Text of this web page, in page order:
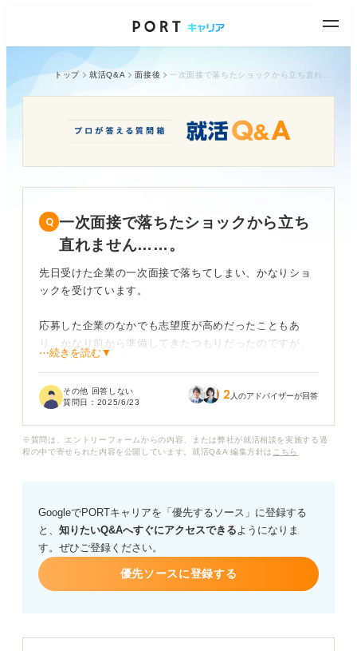
トップ 就活Q&A 面接後
一次面接で落ちたショックから立ち
直れません……。
先日受けた企業の一次面接で落ちてしまい、かなりショ
ックを受けています。
応募した企業のなかでも志望度が高めだったこともあ
り、かなり前から準備してきたつもりだったのですが、
結果が出ませんでした。
自分の何が悪かったのかもよくわかりません。
ことが多いから、受からないのは基本がなっていないか
自分はこれから、どうやって気持ちを切り替えて就活を
進めれば良いのでしょうか？
この先もまた選考に落ちるたびにこうしてショックを受
⋯続きを読む▼
その他 回答しない
質問日： 2025/6/23 2 人のアドバイザーが回答
※質問は、エントリーフォームからの内容、または弊社が就活相談を実施する過
程の中で寄せられた内容を公開しています。就活Q&A 編集方針は こちら
GoogleでPORTキャリアを「優先するソース」に登録する
と、 知りたいQ&Aへすぐにアクセスできるようになりま
す。ぜひご登録ください。
優先ソースに登録する